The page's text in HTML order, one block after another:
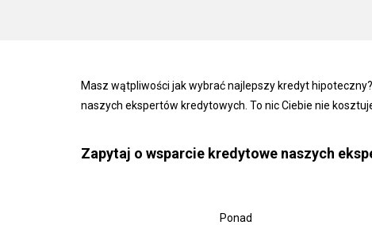
Masz wątpliwości jak wybrać najlepszy kredyt
naszych ekspertów kredytowych. To nic Ciebie nie
Zapytaj o wsparcie kredytowe naszych
Ponad